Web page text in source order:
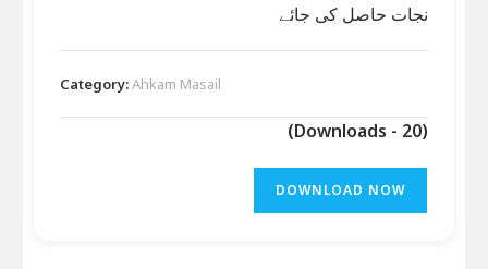
نجات حاصل کی جائے
Category:Ahkam Masail
(Downloads - 20)
DOWNLOAD NOW